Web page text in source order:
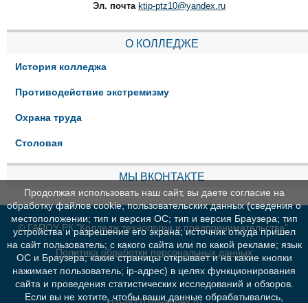
Эл. почта ktip-ptz10@yandex.ru
О КОЛЛЕДЖЕ
История колледжа
Противодействие экстремизму
Охрана труда
Столовая
МЫ ВКОНТАКТЕ
© ГАПОУ РК "Колледж технологии и предпринимательства"
Политика обработки персональных данных
Продолжая использовать наш сайт, вы даете согласие на
обработку файлов cookie, пользовательских данных (сведения о
местоположении; тип и версия ОС; тип и версия Браузера; тип
устройства и разрешение его экрана; источник откуда пришел
на сайт пользователь; с какого сайта или по какой рекламе; язык
ОС и Браузера; какие страницы открывает и на какие кнопки
нажимает пользователь; ip-адрес) в целях функционирования
сайта и проведения статистических исследований и обзоров.
Если вы не хотите, чтобы ваши данные обрабатывались,